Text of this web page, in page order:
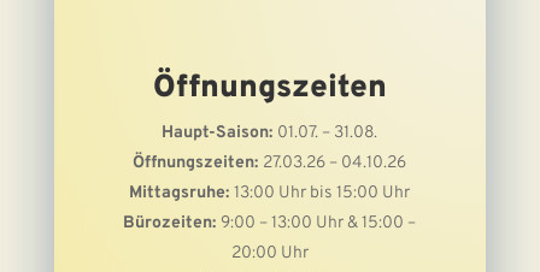
Öffnungszeiten
Haupt-Saison: 01.07. – 31.08.
Öffnungszeiten: 27.03.26 – 04.10.26
Mittagsruhe:13:00 Uhr bis 15:00 Uhr
Bürozeiten: 9:00 – 13:00 Uhr & 15:00 –
20:00 Uhr